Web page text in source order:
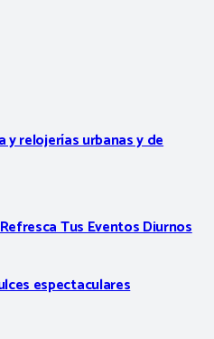
y relojerías urbanas y de
Tus Eventos Diurnos
espectaculares